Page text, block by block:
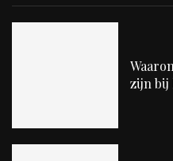
zijn bij